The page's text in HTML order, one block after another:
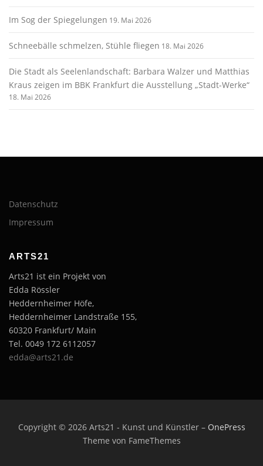
Im Sog der Spiegelungen 19. Mai 2026
Schneebälle schmelzen, Stühle fliegen 18. Mai 2026
Die Stadt als Seelenlandschaft: Barbara Walzer und Matthias
Kraus zeigen im BBK Frankfurt die Ausstellung „Stadt-Werke“
18. Mai 2026
Datenschutz
Impressum
ARTS21
Arts21 ist ein Projekt von
Edda Rössler
Heddernheimer Höfe,
Heddernheimer Landstraße 155,
60320 Frankfurt/ Main
Tel. 0049 172 6112057
edda@arts21.de
Copyright © 2026 Arts21 - Kunst und Künstler – OnePress
Theme von FameThemes